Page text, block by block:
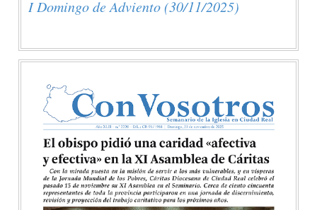
I Domingo de Adviento (30/11/2025)